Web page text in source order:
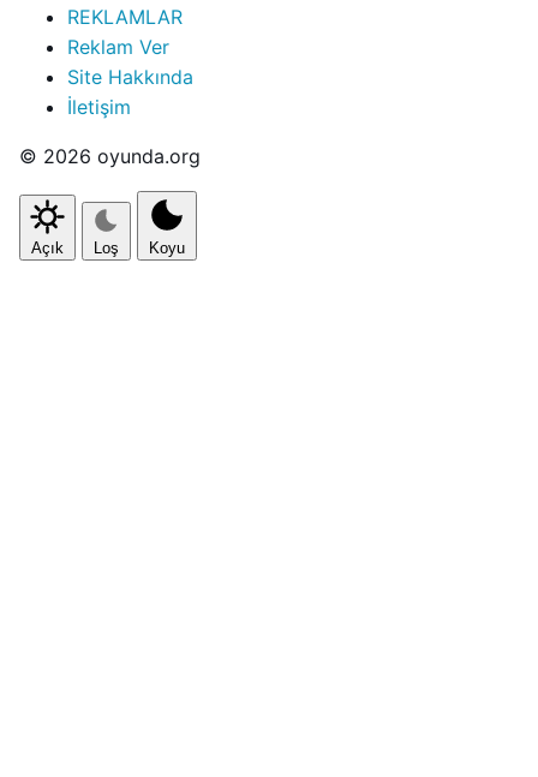
REKLAMLAR
Reklam Ver
Site Hakkında
İletişim
© 2026 oyunda.org
Açık Loş Koyu